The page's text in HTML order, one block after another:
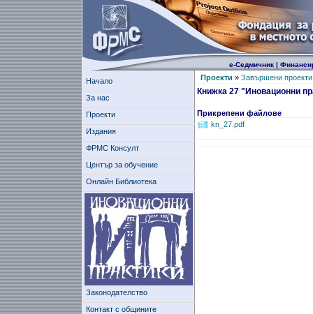
е-Седмичник|
Начало
За нас
Проекти
Издания
ФРМС Консулт
Център за обучение
Онлайн Библиотека
Законодателство
Контакт с общините
Проекти » Завършени проекти
Книжка 27 "Иновационни
Прикрепени файлове
kn_27.pdf